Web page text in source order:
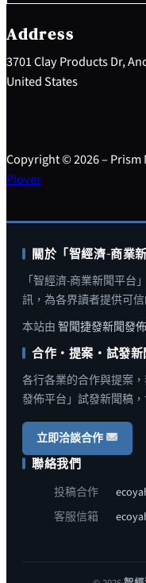
c
h
Address
3701 Clay Products Dr,
United States
Copyright © 2026 – Prism
Plover
關於「智經濟-商業
「智經濟-商業新聞平
訊，為各界讀者提供可
本站由 智聞捷發新聞發
合作・提案・試發新
各行各業的合作與提案
發佈平台」試發新聞稿
立即洽談合作
聯絡我們
投稿合作
客服信箱